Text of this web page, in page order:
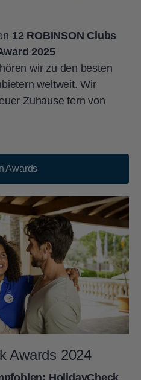
12 ROBINSON Clubs
2025
wir zu den besten
weltweit. Wir
Zuhause fern von
Awards
Awards 2024
HolidayCheck